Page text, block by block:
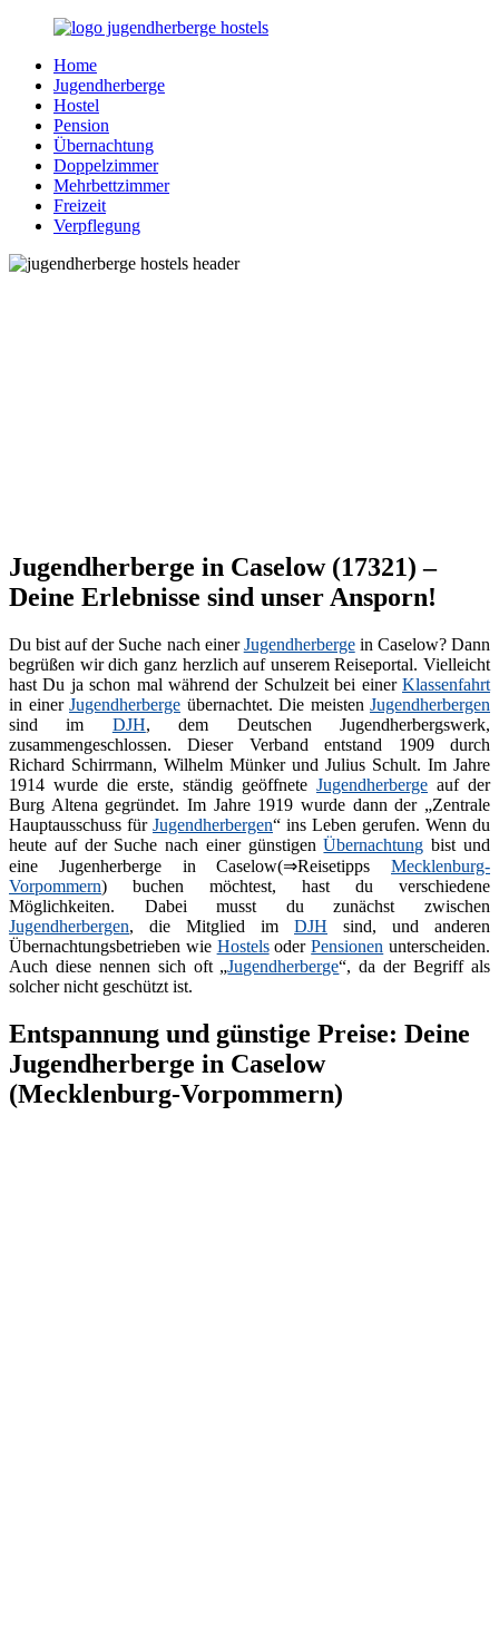
Zurück
Inhalt
Jugendherberge-
Hostels.de
Reisen
junge
jung
gebliebene
Menschen
Home
Jugendherberge
Hostel
Pension
Übernachtung
Doppelzimmer
Mehrbettzimmer
Freizeit
Verpflegung
Jugendherberge in Caselow (17321) –
Deine Erlebnisse sind unser Ansporn!
Du bist auf der Suche nach einerJugendherbergein Caselow? Dann
begrüßen wir dich ganz herzlich auf unserem Reiseportal. Vielleicht
hast Du ja schon mal während der Schulzeit bei einer Klassenfahrt
in einer Jugendherberge übernachtet. Die meisten Jugendherbergen
sind im DJH, dem Deutschen Jugendherbergswerk,
zusammengeschlossen. Dieser Verband entstand 1909 durch
Richard Schirrmann, Wilhelm Münker und Julius Schult. Im Jahre
1914 wurde die erste, ständig geöffnete Jugendherberge auf der
Burg Altena gegründet. Im Jahre 1919 wurde dann der „Zentrale
Hauptausschuss für Jugendherbergen“ ins Leben gerufen. Wenn du
heute auf der Suche nach einer günstigenÜbernachtung bist und
eine Jugenherberge in Caselow(⇒Reisetipps Mecklenburg-
Vorpommern) buchen möchtest, hast du verschiedene
Möglichkeiten. Dabei musst du zunächst zwischen
Jugendherbergen, die Mitglied im DJH sind, und anderen
Übernachtungsbetrieben wie HostelsoderPensionen unterscheiden.
Auch diese nennen sich oft „Jugendherberge“, da der Begriff als
solcher nicht geschützt ist.
Entspannung und günstige Preise: Deine
Jugendherberge in Caselow
(Mecklenburg-Vorpommern)